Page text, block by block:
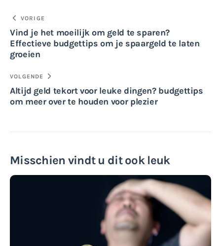
Bericht
navigatie
VORIGE
Vind je het moeilijk om geld te sparen?
Effectieve budgettips om je spaargeld te laten
groeien
VOLGENDE
Altijd geld tekort voor leuke dingen? budgettips
om meer over te houden voor plezier
Misschien vindt u dit ook leuk